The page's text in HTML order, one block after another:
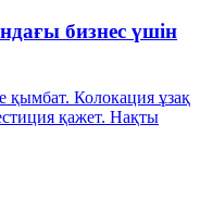
бизнес үшін
қымбат. Колокация ұзақ
қажет. Нақты